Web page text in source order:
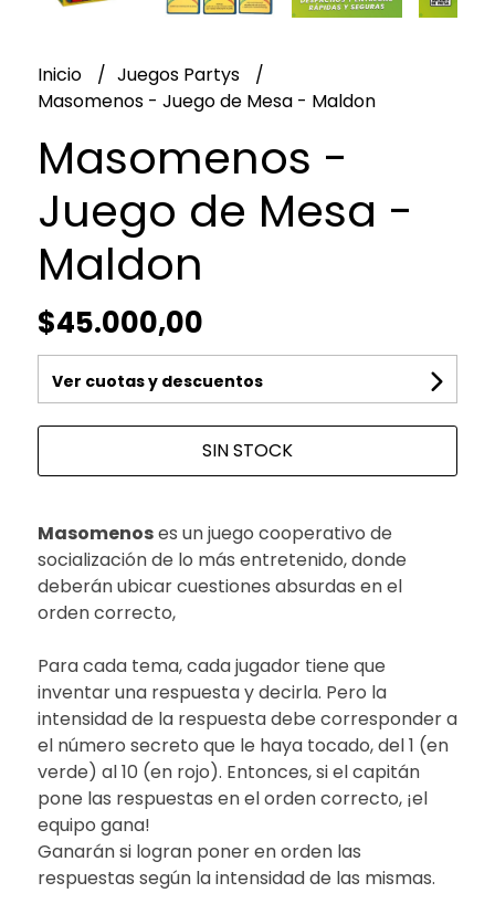
Inicio
Juegos Partys
Masomenos - Juego de Mesa - Maldon
Masomenos -
Juego de Mesa -
Maldon
$45.000,00
Ver cuotas y descuentos
SIN STOCK
Masomenoses un juego cooperativo de
socialización de lo más entretenido, donde
deberán ubicar cuestiones absurdas en el
orden correcto,
Para cada tema, cada jugador tiene que
inventar una respuesta y decirla. Pero la
intensidad de la respuesta debe corresponder a
el número secreto que le haya tocado, del 1 (en
verde) al 10 (en rojo). Entonces, si el capitán
pone las respuestas en el orden correcto, ¡el
equipo gana!
Ganarán si logran poner en orden las
respuestas según la intensidad de las mismas.